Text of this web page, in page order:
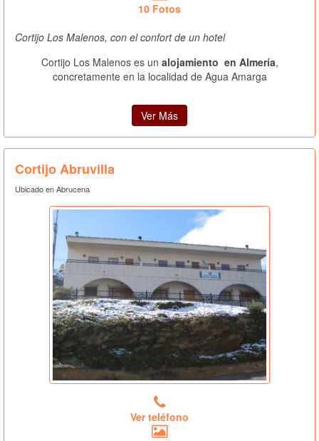
10 Fotos
Cortijo Los Malenos, con el confort de un hotel
Cortijo Los Malenos es un alojamiento en Almería,
concretamente en la localidad de Agua Amarga
Ver Más
Cortijo Abruvilla
Ubicado en Abrucena
Ver teléfono